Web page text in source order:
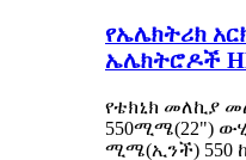
የኤሌክትሪክ
ኤሌክትሮዶች
የቴክኒክ መለኪያ
550ሚሜ(22")
ሚሜ(ኢንች) 550